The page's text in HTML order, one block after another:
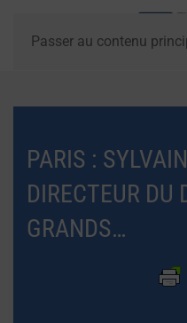
Passer au contenu
PARIS :
DIRECTEUR DU
GRANDS…